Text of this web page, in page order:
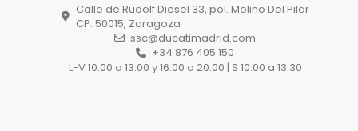
Calle de Rudolf Diesel 33, pol. Molino Del Pilar
CP. 50015, Zaragoza
ssc@ducatimadrid.com
+34 876 405 150
L-V 10:00 a 13:00 y 16:00 a 20:00 | S 10:00 a 13.30